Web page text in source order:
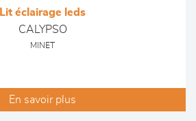
Lit éclairage leds
CALYPSO
MINET
En savoir plus